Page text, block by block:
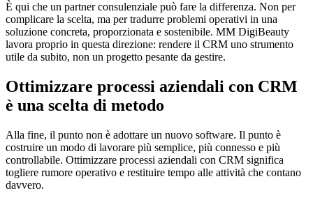
È qui che un partner consulenziale può fare la differenza. Non per
complicare la scelta, ma per tradurre problemi operativi in una
soluzione concreta, proporzionata e sostenibile. MM DigiBeauty
lavora proprio in questa direzione: rendere il CRM uno strumento
utile da subito, non un progetto pesante da gestire.
Ottimizzare processi aziendali con CRM
è una scelta di metodo
Alla fine, il punto non è adottare un nuovo software. Il punto è
costruire un modo di lavorare più semplice, più connesso e più
controllabile. Ottimizzare processi aziendali con CRM significa
togliere rumore operativo e restituire tempo alle attività che contano
davvero.